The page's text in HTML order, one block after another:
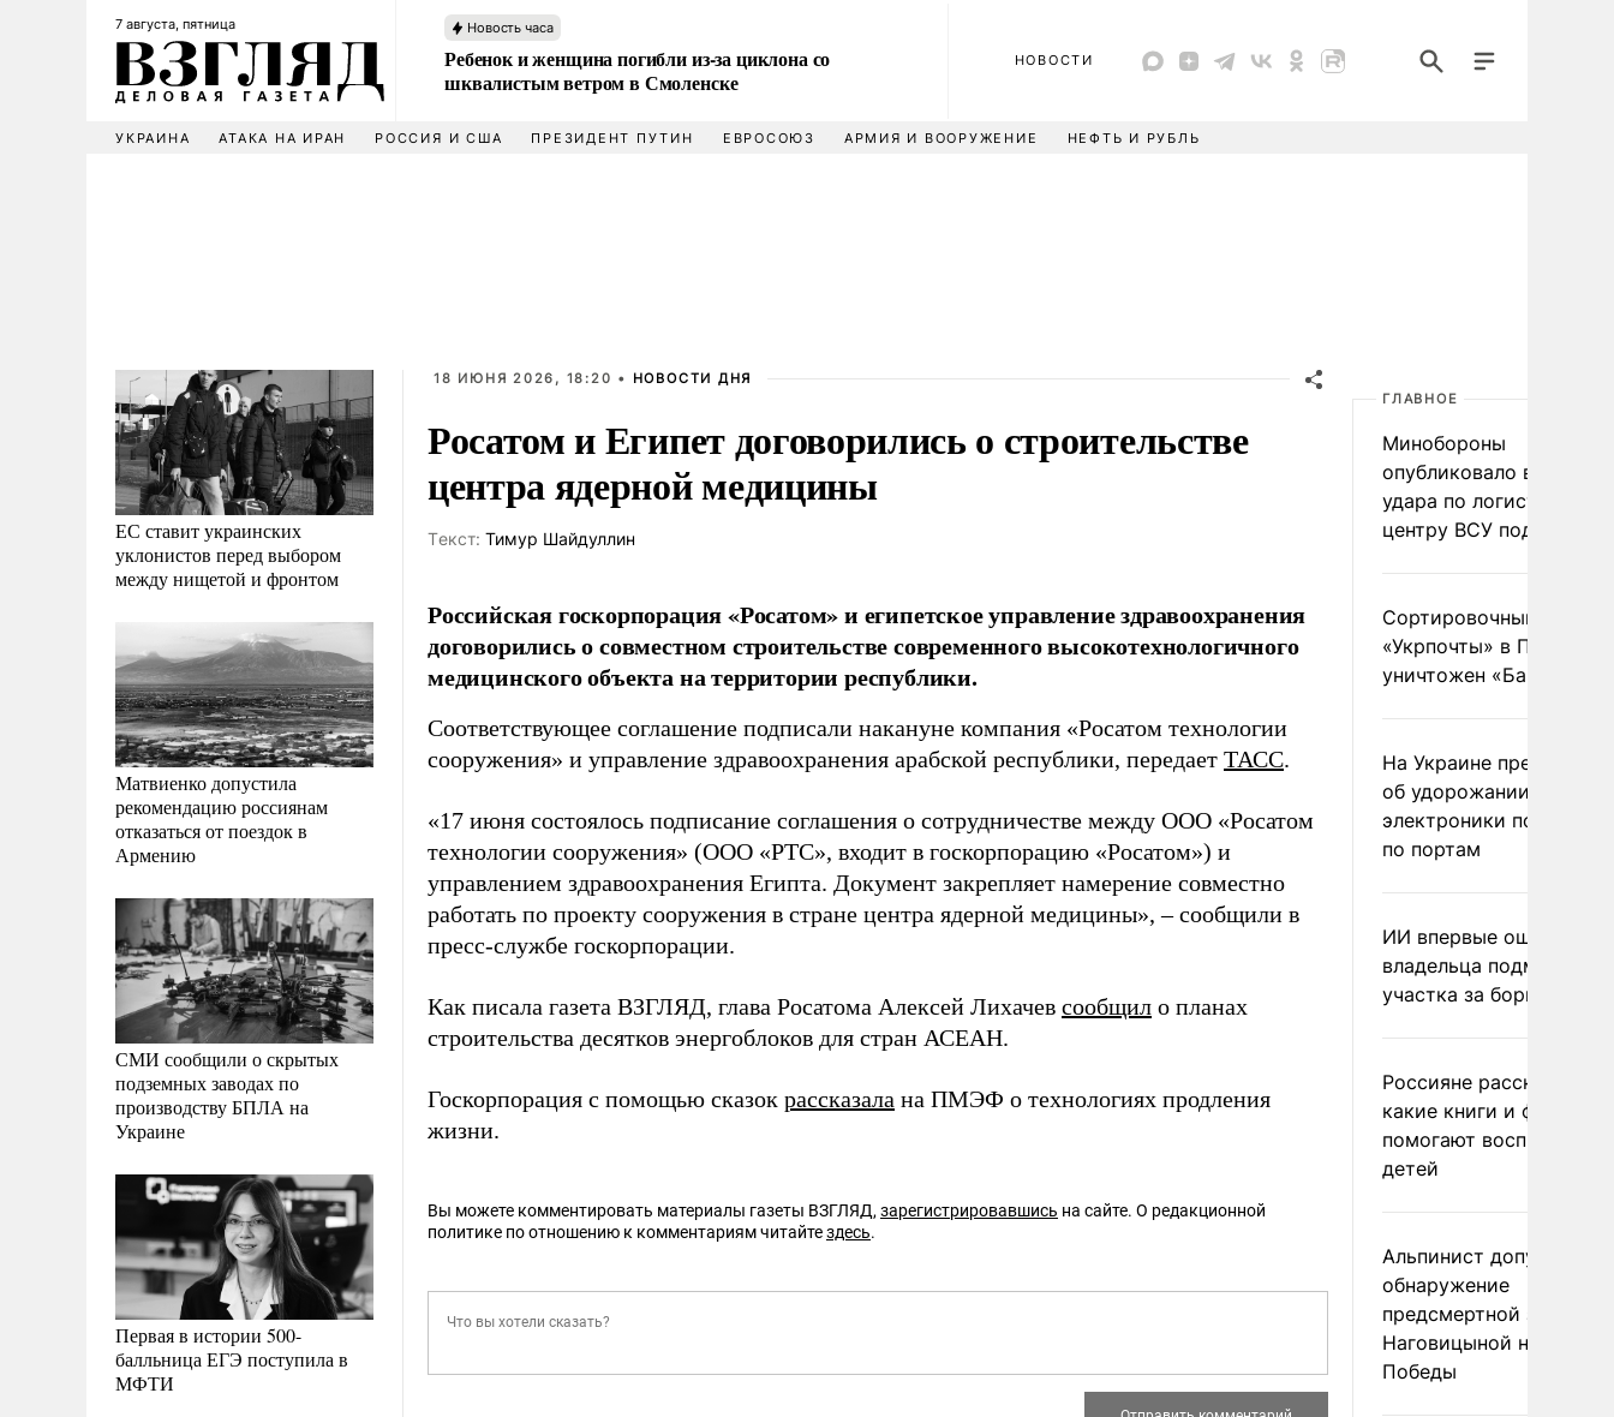
7 августа, пятница Новость часа
Ребенок и женщина погибли из-за циклона со
шквалистым ветром в Смоленске
НОВОСТИ
УКРАИНА АТАКА НА ИРАН РОССИЯ И США ПРЕЗИДЕНТ ПУТИН ЕВРОСОЮЗ АРМИЯ И ВООРУЖЕНИЕ НЕФТЬ И РУБЛЬ
ЕС ставит украинских
уклонистов перед выбором
между нищетой и фронтом
Матвиенко допустила
рекомендацию россиянам
отказаться от поездок в
Армению
СМИ сообщили о скрытых
подземных заводах по
производству БПЛА на
Украине
Первая в истории 500-
балльница ЕГЭ поступила в
МФТИ
18 ИЮНЯ 2026, 18:20 • НОВОСТИ ДНЯ
Росатом и Египет договорились о строительстве
центра ядерной медицины
Tекст: Тимур Шайдуллин
Российская госкорпорация «Росатом» и египетское управление здравоохранения
договорились о совместном строительстве современного высокотехнологичного
медицинского объекта на территории республики.
Соответствующее соглашение подписали накануне компания «Росатом технологии
сооружения» и управление здравоохранения арабской республики, передает ТАСС.
«17 июня состоялось подписание соглашения о сотрудничестве между ООО «Росатом
технологии сооружения» (ООО «РТС», входит в госкорпорацию «Росатом») и
управлением здравоохранения Египта. Документ закрепляет намерение совместно
работать по проекту сооружения в стране центра ядерной медицины», – сообщили в
пресс-службе госкорпорации.
Как писала газета ВЗГЛЯД, глава Росатома Алексей Лихачев сообщил о планах
строительства десятков энергоблоков для стран АСЕАН.
Госкорпорация с помощью сказок рассказала на ПМЭФ о технологиях продления
жизни.
Вы можете комментировать материалы газеты ВЗГЛЯД, зарегистрировавшись на сайте. О редакционной
политике по отношению к комментариям читайтездесь.
ГЛАВНОЕ
Минобороны
опубликовало видео
удара по
центру ВСУ под Киевом
Сортировочный пункт
«Укрпочты» в
уничтожен
На Украине
об удорожании
электроники после
по портам
ИИ впервые
владельца
участка за борщевик
Россияне рассказали,
какие книги и фильмы
помогают воспитывать
детей
Альпинист допустил
обнаружение
предсмертной записки
Наговицыной на пике
Победы